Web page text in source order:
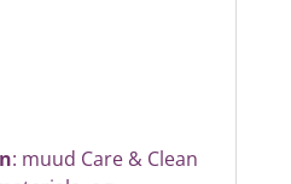
: muud Care & Clean